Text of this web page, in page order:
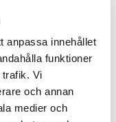
anpassa innehållet
funktioner
Vi
och annan
medier och
Basker – många färger
179